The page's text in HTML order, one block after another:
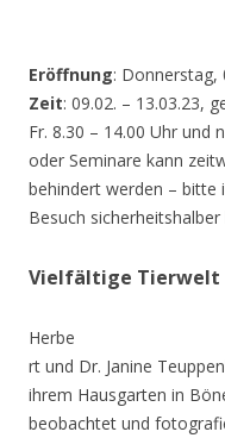
Eröffnung: Donnerstag,
Zeit: 09.02. – 13.03.23,
Fr. 8.30 – 14.00 Uhr und
oder Seminare kann
behindert werden – bitte
Besuch sicherheitshalber
Vielfältige Tierwelt
Herbe
rt und Dr. Janine
ihrem Hausgarten in
beobachtet und